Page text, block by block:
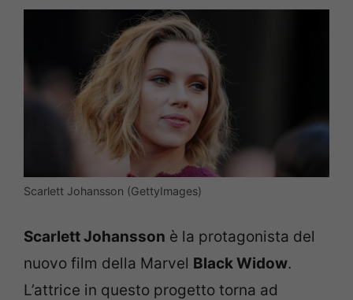
Scarlett Johansson (GettyImages)
Scarlett Johansson è la protagonista del
nuovo film della Marvel Black Widow.
L’attrice in questo progetto torna ad